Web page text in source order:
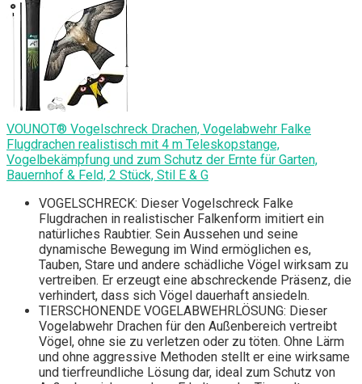
VOUNOT® Vogelschreck Drachen, Vogelabwehr Falke
Flugdrachen realistisch mit 4 m Teleskopstange,
Vogelbekämpfung und zum Schutz der Ernte für Garten,
Bauernhof & Feld, 2 Stück, Stil E & G
VOGELSCHRECK: Dieser Vogelschreck Falke
Flugdrachen in realistischer Falkenform imitiert ein
natürliches Raubtier. Sein Aussehen und seine
dynamische Bewegung im Wind ermöglichen es,
Tauben, Stare und andere schädliche Vögel wirksam zu
vertreiben. Er erzeugt eine abschreckende Präsenz, die
verhindert, dass sich Vögel dauerhaft ansiedeln.
TIERSCHONENDE VOGELABWEHRLÖSUNG: Dieser
Vogelabwehr Drachen für den Außenbereich vertreibt
Vögel, ohne sie zu verletzen oder zu töten. Ohne Lärm
und ohne aggressive Methoden stellt er eine wirksame
und tierfreundliche Lösung dar, ideal zum Schutz von